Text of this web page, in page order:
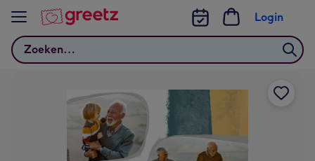
Bekijk meer
Zoeken
Login